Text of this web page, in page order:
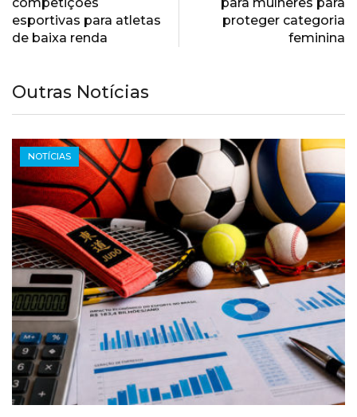
esportivas para atletas
de baixa renda
proteger categoria
feminina
Outras Notícias
NOTÍCIAS